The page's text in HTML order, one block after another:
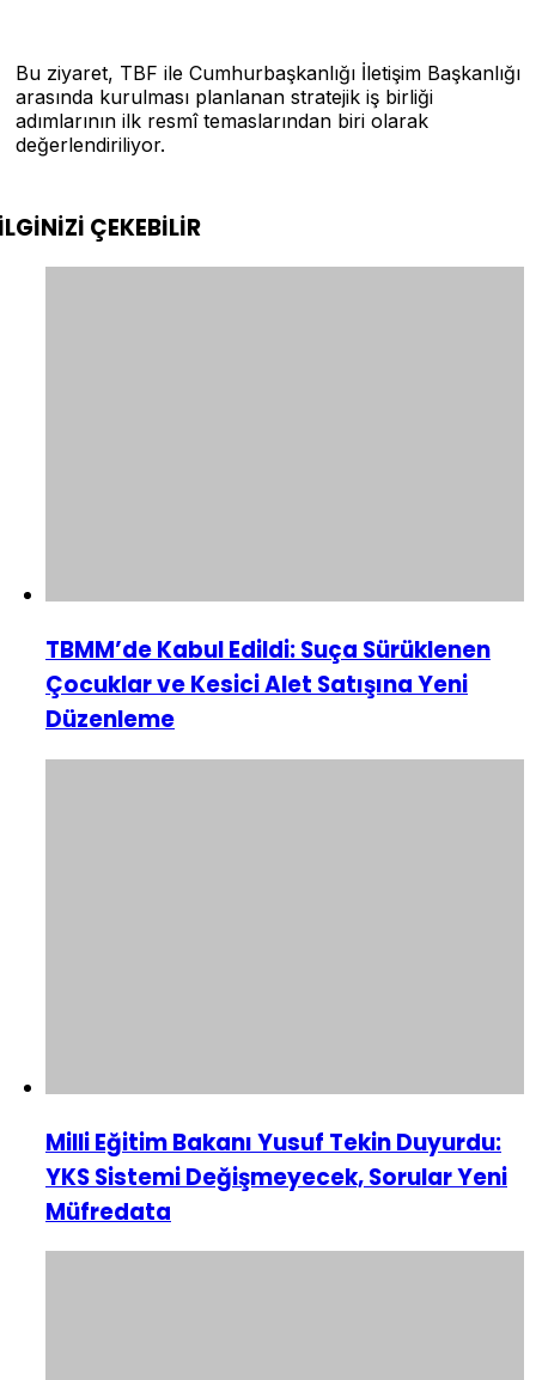
Bu ziyaret, TBF ile Cumhurbaşkanlığı İletişim Başkanlığı
arasında kurulması planlanan stratejik iş birliği
adımlarının ilk resmî temaslarından biri olarak
değerlendiriliyor.
ÇEKEBİLİR
TBMM’de Kabul Edildi: Suça Sürüklenen
Çocuklar ve Kesici Alet Satışına Yeni
Düzenleme
Milli Eğitim Bakanı Yusuf Tekin Duyurdu:
YKS Sistemi Değişmeyecek, Sorular Yeni
Müfredata